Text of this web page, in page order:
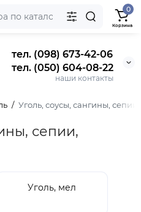
тел. (098) 673-42-06
тел. (050) 604-08-22
наши контакты
0
Корзина
Уголь, соусы, сангины,
сепии,
Уголь, мел